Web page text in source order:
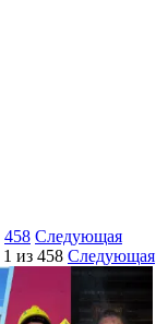
458 Следующая
1 из 458 Следующая